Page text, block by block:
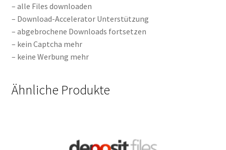
– alle Files downloaden
– Download-Accelerator Unterstützung
– abgebrochene Downloads fortsetzen
– kein Captcha mehr
– keine Werbung mehr
Ähnliche Produkte